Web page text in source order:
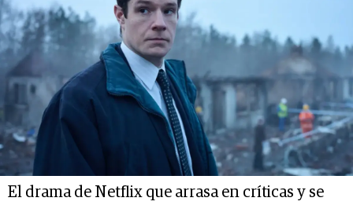
El drama de Netflix que arrasa en críticas y se